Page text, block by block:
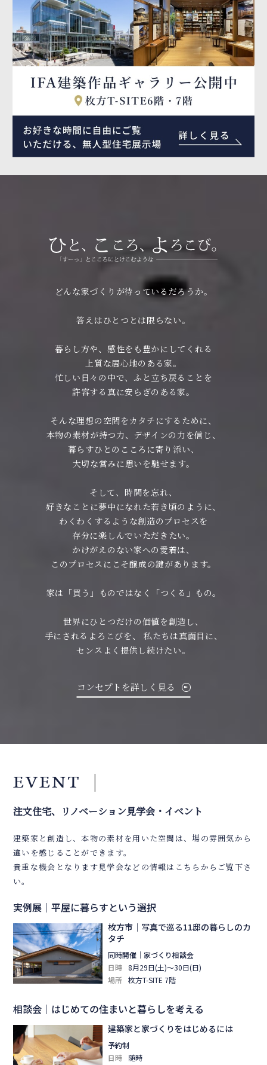
どんな家づくりが待っているだろうか。
答えはひとつとは限らない。
暮らし方や、感性をも豊かにしてくれる
上質な居心地のある家。
忙しい日々の中で、ふと立ち戻ることを
許容する真に安らぎのある家。
そんな理想の空間をカタチにするために、
本物の素材が持つ力、デザインの力を信じ、
暮らすひとのこころに寄り添い、
大切な営みに思いを馳せます。
そして、時間を忘れ、
好きなことに夢中になれた若き頃のように、
わくわくするような創造のプロセスを
存分に楽しんでいただきたい。
かけがえのない家への愛着は、
このプロセスにこそ醸成の鍵があります。
家は「買う」ものではなく「つくる」もの。
世界にひとつだけの価値を創造し、
手にされるよろこびを、
私たちは真面目に、
センスよく提供し続けたい。
コンセプトを詳しく見る
EVENT
注文住宅、リノベーション見学会・イベント
建築家と創造し、本物の素材を用いた空間は、場の雰囲気から
違いを感じることができます。
貴重な機会となります見学会などの情報はこちらからご覧下さ
い。
実例展｜平屋に暮らすという選択
枚方市｜写真で巡る11邸の暮らしのカ
タチ
同時開催｜家づくり相談会
日時
8月29日(土)～30日(日)
場所 枚方T-SITE 7階
相談会｜はじめての住まいと暮らしを考える
建築家と家づくりをはじめるには
予約制
日時
随時